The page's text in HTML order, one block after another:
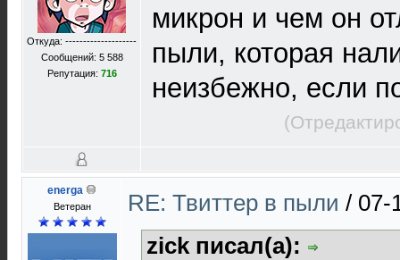
Откуда: --------------------
Сообщений: 5 588
Репутация: 716
микрон и чем он
пыли, которая
неизбежно, если
energa
Ветеран RE: Твиттер в пыли / 07-
zick писал(а):